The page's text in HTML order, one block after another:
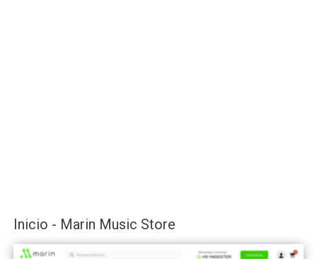
Inicio - Marin Music Store